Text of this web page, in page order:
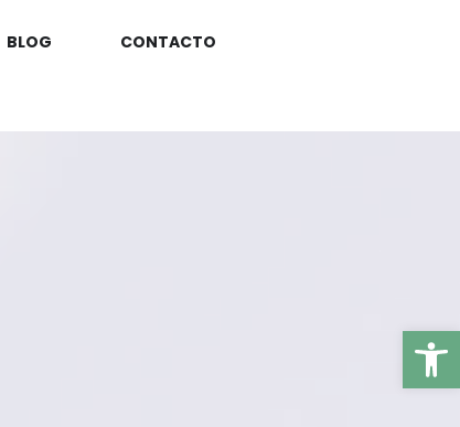
BLOG CONTACTO